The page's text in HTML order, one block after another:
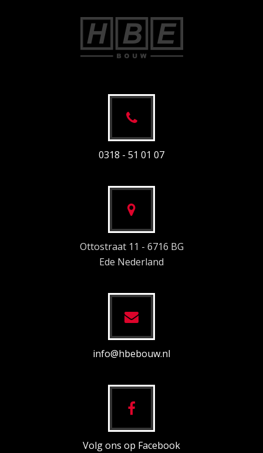
0318 - 51 01 07
Ottostraat 11 - 6716 BG
Ede Nederland
info@hbebouw.nl
Volg ons op Facebook